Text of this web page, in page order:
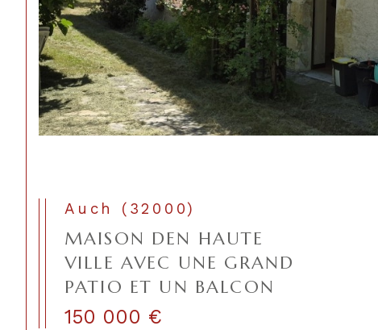
Auch (32000)
MAISON DEN HAUTE
VILLE AVEC UNE GRAND
PATIO ET UN BALCON
150 000 €